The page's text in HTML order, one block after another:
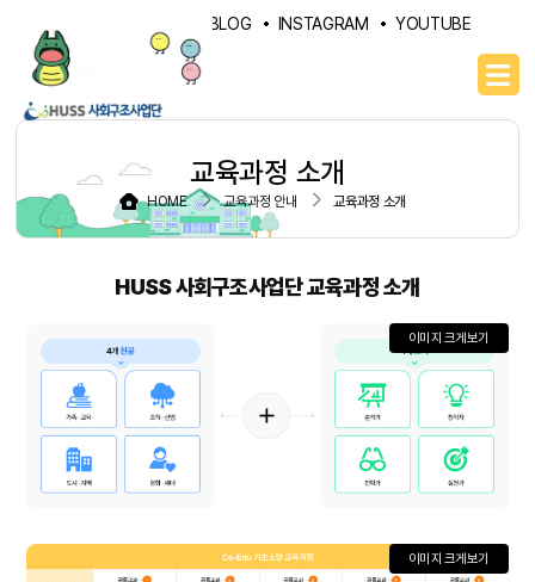
NAVER BLOG INSTAGRAM YOUTUBE
교육과정 소개
HOME 교육과정 안내 교육과정 소개
HUSS 사회구조사업단 교육과정 소개
이미지 크게보기
이미지 크게보기